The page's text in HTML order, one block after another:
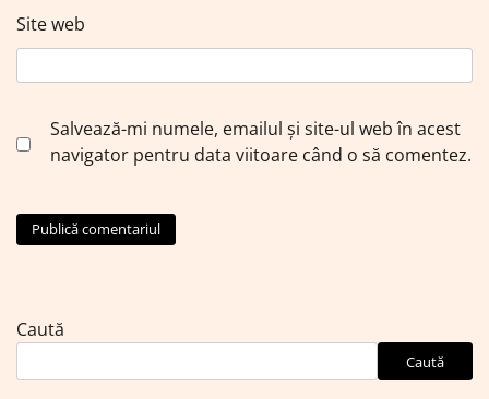
Site web
Salvează-mi numele, emailul și site-ul web în acest
navigator pentru data viitoare când o să comentez.
Caută
Caută